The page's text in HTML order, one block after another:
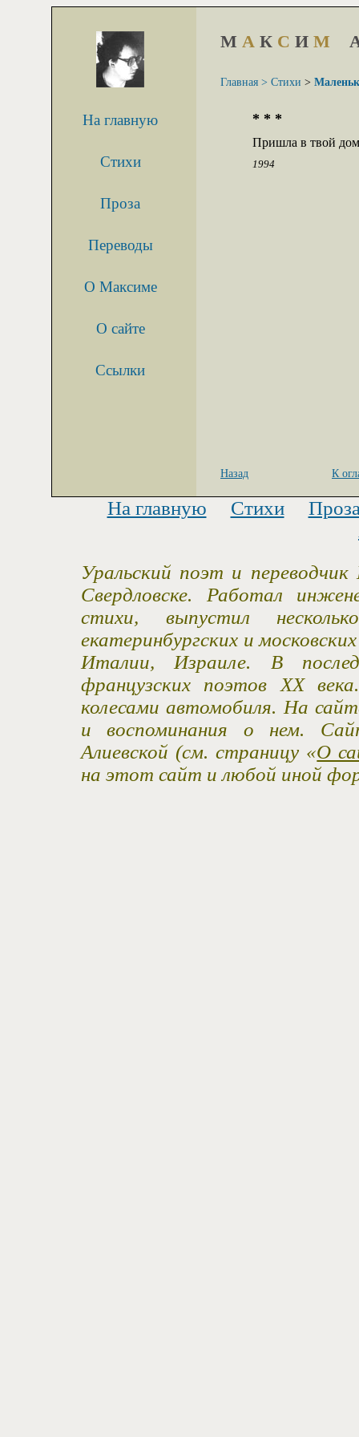
На главную
Стихи
Проза
Переводы
О Максиме
О сайте
Ссылки
М А К С И М
Главная > Стихи >
* * *
Пришла в твой дом
1994
Назад К
На главную Стихи
Уральский поэт и
Свердловске. Работал
стихи, выпустил
екатеринбургских и
Италии, Израиле. В
французских поэтов XX
колесами автомобиля. На
и воспоминания о нем.
Алиевской (см. страницу «О
на этот сайт и любой иной